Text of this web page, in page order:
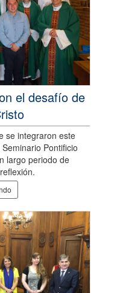
el desafío de
se integraron este
Pontificio
largo periodo de